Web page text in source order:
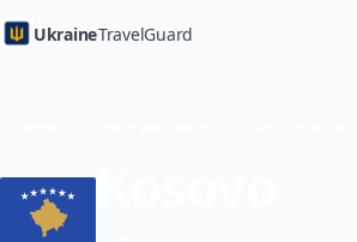
UkraineTravelGuard